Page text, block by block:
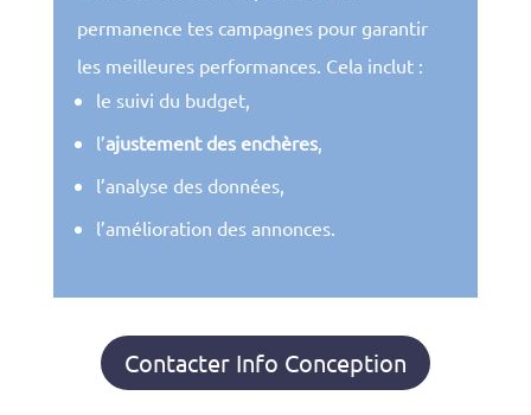
permanence tes campagnes pour garantir
les meilleures performances. Cela inclut :
le suivi du budget,
l’ajustement des enchères,
l’analyse des données,
l’amélioration des annonces.
Contacter Info Conception